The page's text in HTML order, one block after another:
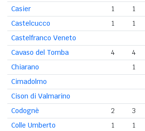
Casier 1 1
Castelcucco
1 1
Castelfranco Veneto
Cavaso del Tomba
4 4
Chiarano
1
Cimadolmo
Cison di Valmarino
Codognè
2 3
Colle Umberto
1 1